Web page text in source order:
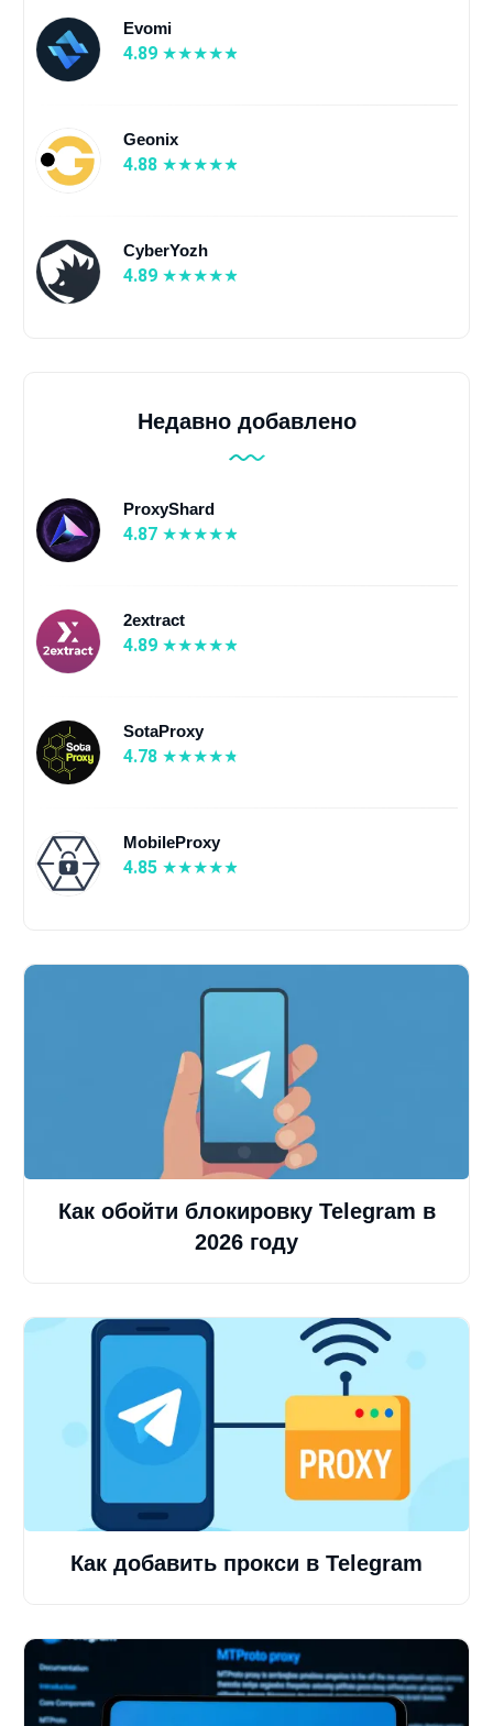
Evomi
4.89
Geonix
4.88
CyberYozh
4.89
Недавно добавлено
ProxyShard
4.87
2extract
4.89
SotaProxy
4.78
MobileProxy
4.85
Как обойти блокировку Telegram в
2026 году
Как добавить прокси в Telegram